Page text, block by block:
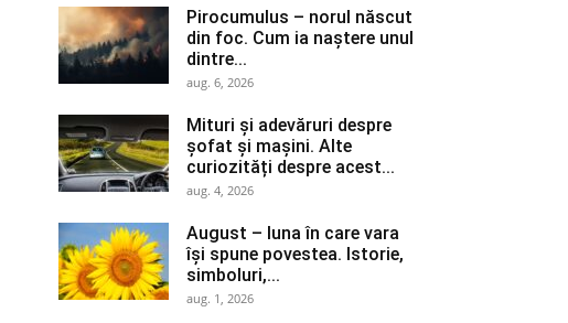
Pirocumulus – norul născut
din foc. Cum ia naștere unul
dintre...
aug. 6, 2026
Mituri și adevăruri despre
șofat și mașini. Alte
curiozități despre acest...
aug. 4, 2026
August – luna în care vara
își spune povestea. Istorie,
simboluri,...
aug. 1, 2026